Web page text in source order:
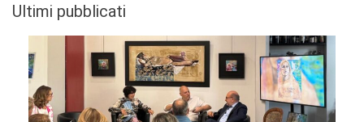
Ultimi pubblicati